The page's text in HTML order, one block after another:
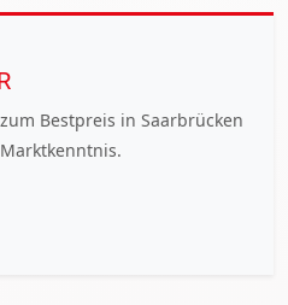
Bestpreis in Saarbrücken